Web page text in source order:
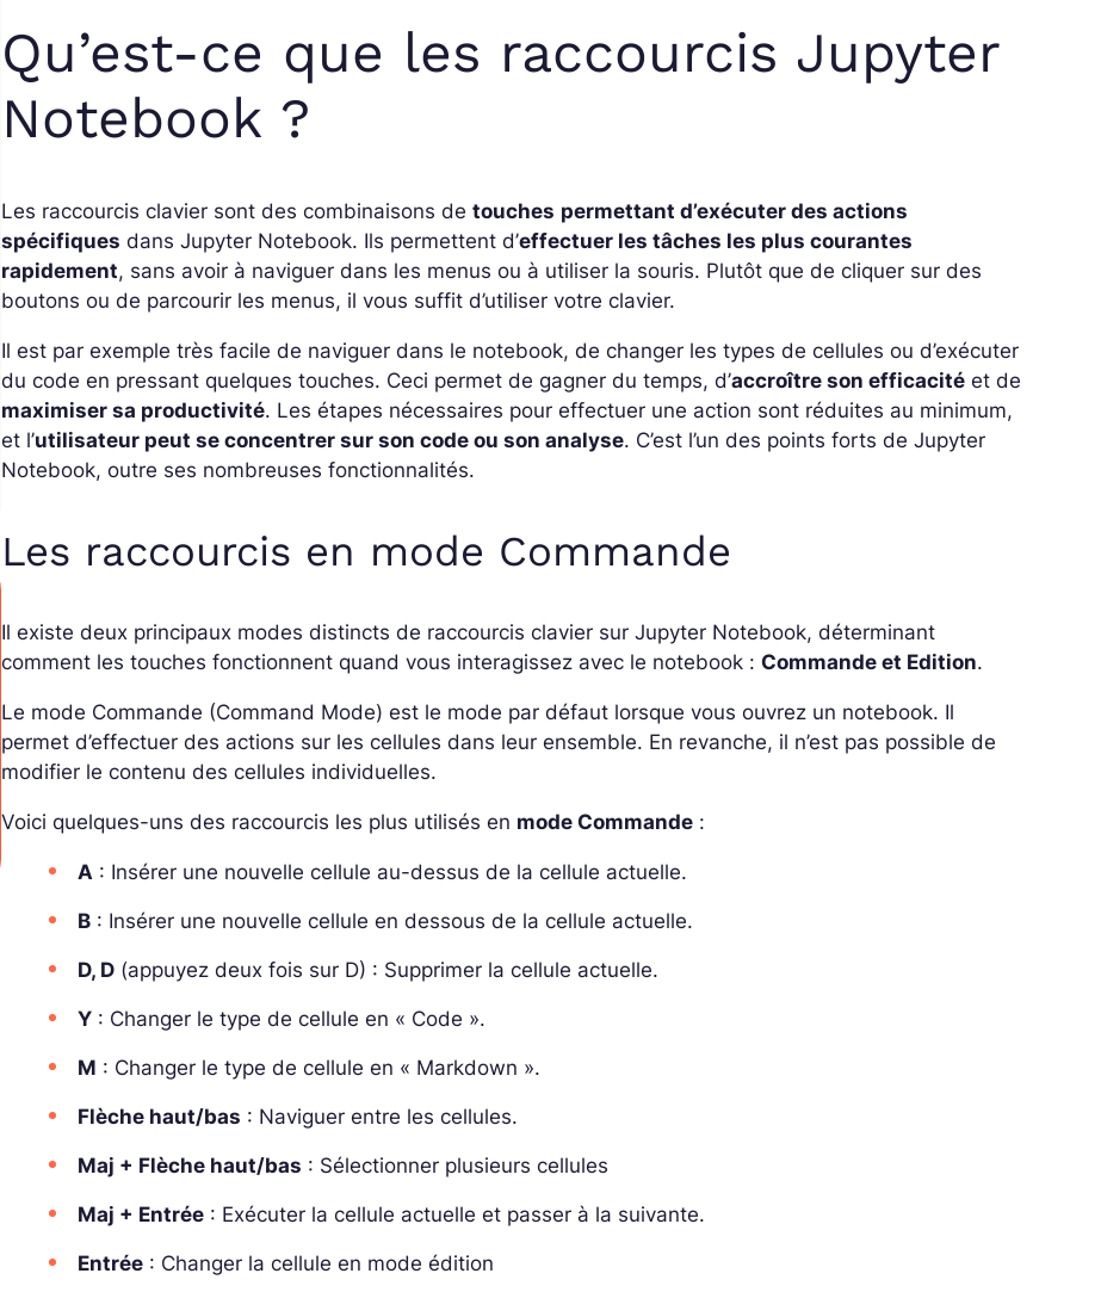
Qu’est-ce que les raccourcis Jupyter
Notebook ?
Les raccourcis clavier sont des combinaisons detouches permettant d’exécuter des actions
spécifiques dans Jupyter Notebook. Ils permettent d’effectuer les tâches les plus courantes
rapidement, sans avoir à naviguer dans les menus ou à utiliser la souris. Plutôt que de cliquer sur des
boutons ou de parcourir les menus, il vous suffit d’utiliser votre clavier.
Il est par exemple très facile de naviguer dans le notebook, de changer les types de cellules ou d’exécuter
du code en pressant quelques touches. Ceci permet de gagner du temps, d’accroître son efficacité et de
maximiser sa productivité. Les étapes nécessaires pour effectuer une action sont réduites au minimum,
et l’utilisateur peut se concentrer sur son code ou son analyse. C’est l’un des points forts de Jupyter
Notebook, outre ses nombreuses fonctionnalités.
Les raccourcis en mode Commande
Il existe deux principaux modes distincts de raccourcis clavier sur Jupyter Notebook, déterminant
comment les touches fonctionnent quand vous interagissez avec le notebook :Commande et Edition.
Le mode Commande (Command Mode) est le mode par défaut lorsque vous ouvrez un notebook. Il
permet d’effectuer des actions sur les cellules dans leur ensemble. En revanche, il n’est pas possible de
modifier le contenu des cellules individuelles.
Voici quelques-uns des raccourcis les plus utilisés en mode Commande :
A : Insérer une nouvelle cellule au-dessus de la cellule actuelle.
B : Insérer une nouvelle cellule en dessous de la cellule actuelle.
D, D (appuyez deux fois sur D) : Supprimer la cellule actuelle.
Y : Changer le type de cellule en « Code ».
M : Changer le type de cellule en « Markdown ».
Flèche haut/bas : Naviguer entre les cellules.
Maj + Flèche haut/bas : Sélectionner plusieurs cellules
Maj + Entrée : Exécuter la cellule actuelle et passer à la suivante.
Entrée : Changer la cellule en mode édition